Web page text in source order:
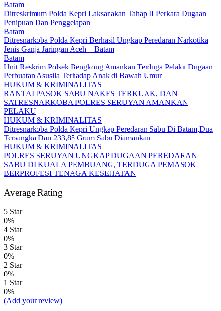
Batam
Ditreskrimum Polda Kepri Laksanakan Tahap II Perkara Dugaan
Penipuan Dan Penggelapan
Batam
Ditresnarkoba Polda Kepri Berhasil Ungkap Peredaran Narkotika
Jenis Ganja Jaringan Aceh – Batam
Batam
Unit Reskrim Polsek Bengkong Amankan Terduga Pelaku Dugaan
Perbuatan Asusila Terhadap Anak di Bawah Umur
HUKUM & KRIMINALITAS
RANTAI PASOK SABU NAKES TERKUAK, DAN
SATRESNARKOBA POLRES SERUYAN AMANKAN
PELAKU
HUKUM & KRIMINALITAS
Ditresnarkoba Polda Kepri Ungkap Peredaran Sabu Di Batam,Dua
Tersangka Dan 233,85 Gram Sabu Diamankan
HUKUM & KRIMINALITAS
POLRES SERUYAN UNGKAP DUGAAN PEREDARAN
SABU DI KUALA PEMBUANG, TERDUGA PEMASOK
BERPROFESI TENAGA KESEHATAN
Average Rating
5 Star
0%
4 Star
0%
3 Star
0%
2 Star
0%
1 Star
0%
(Add your review)